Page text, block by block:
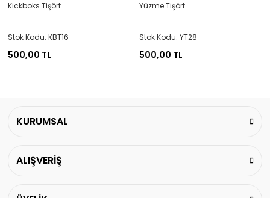
Kickboks Tişört
Stok Kodu: KBT16
500,00 TL
Yüzme Tişört
Stok Kodu: YT28
500,00 TL
KURUMSAL
ALIŞVERİŞ